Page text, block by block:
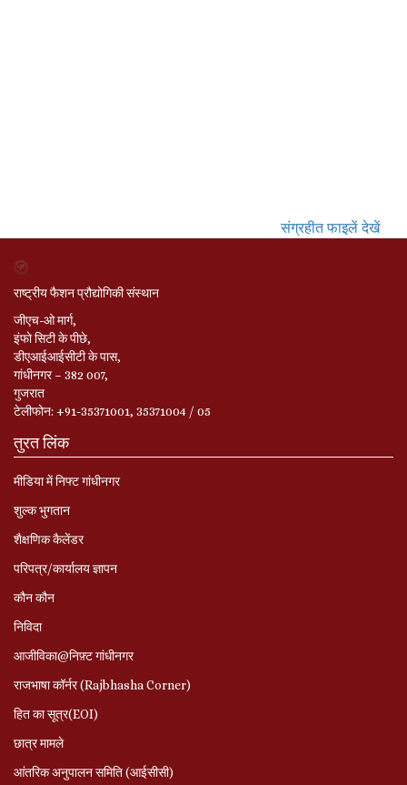
संग्रहीत फाइलें देखें
राष्ट्रीय फैशन प्रौद्योगिकी संस्थान
जीएच-ओ मार्ग,
इंफो सिटी के पीछे,
डीएआईआईसीटी के पास,
गांधीनगर – 382 007,
गुजरात
टेलीफोन: +91-35371001, 35371004 / 05
तुरत लिंक
मीडिया में निफ्ट गांधीनगर
शुल्क भुगतान
शैक्षणिक कैलेंडर
परिपत्र/कार्यालय ज्ञापन
कौन कौन
निविदा
आजीविका@निफ़्ट गांधीनगर
राजभाषा कॉर्नर (Rajbhasha Corner)
हित का सूत्र(EOI)
छात्र मामले
आंतरिक अनुपालन समिति (आईसीसी)